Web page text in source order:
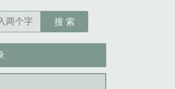
搜 索